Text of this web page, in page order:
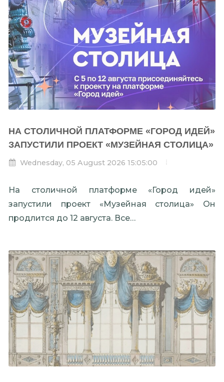
НА СТОЛИЧНОЙ ПЛАТФОРМЕ «ГОРОД ИДЕЙ»
ЗАПУСТИЛИ ПРОЕКТ «МУЗЕЙНАЯ СТОЛИЦА»
Wednesday, 05 August 2026 15:05:00
На столичной платформе «Город идей»
запустили проект «Музейная столица» Он
продлится до 12 августа. Все…